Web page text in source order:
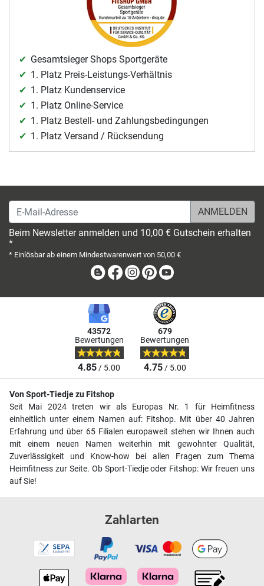
Gesamtsieger Shops Sportgeräte
1. Platz Preis-Leistungs-Verhältnis
1. Platz Kundenservice
1. Platz Online-Service
1. Platz Bestell- und Zahlungsbedingungen
1. Platz Versand / Rücksendung
E-Mail-Adresse
Beim Newsletter anmelden und 10,00 € Gutschein erhalten
*
* Einlösbar ab einem Mindestwarenwert von 50,00 €
BlogFacebook
Instagram
Pinterest
43572
Bewertungen
4.85/ 5.00
679
Bewertungen
4.75/ 5.00
Von Sport-Tiedje zu Fitshop
Seit Mai 2024 treten wir als Europas Nr. 1 für Heimfitness
einheitlich unter einem Namen auf: Fitshop. Mit über 40 Jahren
Erfahrung und über 65 Filialen europaweit stehen wir Ihnen auch
mit einem neuen Namen weiterhin mit gewohnter Qualität,
Zuverlässigkeit und Know-how bei allen Fragen zum Thema
Heimfitness zur Seite. Ob Sport-Tiedje oder Fitshop: Wir freuen uns
auf Sie!
Zahlarten